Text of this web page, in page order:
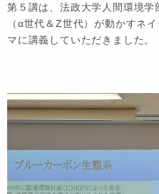
第５講は、法政大学人間環境
（α世代＆Z世代）が動かすネ
マに講義していただきました。